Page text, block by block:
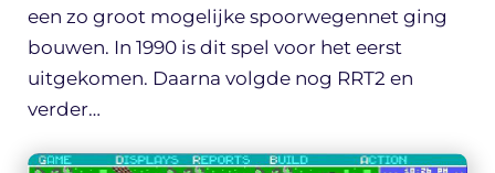
een zo groot mogelijke spoorwegennet ging
bouwen. In 1990 is dit spel voor het eerst
uitgekomen. Daarna volgde nog RRT2 en
verder…